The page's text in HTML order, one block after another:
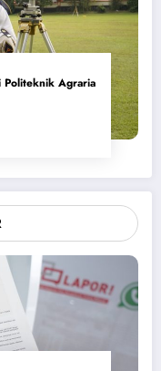
Politeknik Agraria